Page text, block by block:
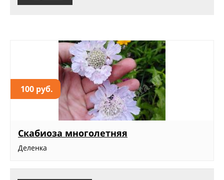
100 руб.
Скабиоза многолетняя
Деленка